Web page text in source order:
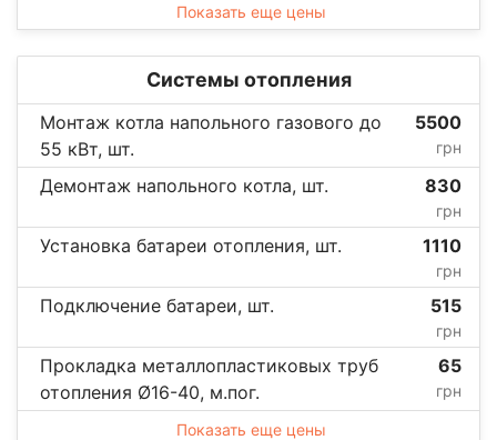
Показать еще цены
Системы отопления
Монтаж котла напольного газового до
55 кВт, шт.
5500
грн
Демонтаж напольного котла, шт. 830
грн
Установка батареи отопления, шт. 1110
грн
Подключение батареи, шт. 515
грн
Прокладка металлопластиковых труб
отопления Ø16-40, м.пог.
65
грн
Показать еще цены